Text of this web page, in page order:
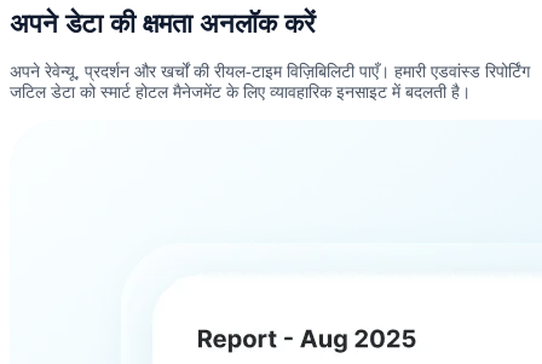
अपने डेटा की क्षमता अनलॉक करें
अपने रेवेन्यू, प्रदर्शन और खर्चों की रीयल-टाइम विज़िबिलिटी पाएँ। हमारी एडवांस्ड रिपोर्टिंग
जटिल डेटा को स्मार्ट होटल मैनेजमेंट के लिए व्यावहारिक इनसाइट में बदलती है।